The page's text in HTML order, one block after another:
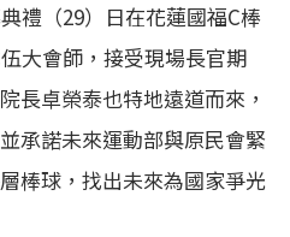
禮（29）日在花蓮國福C棒
大會師，接受現場長官期
長卓榮泰也特地遠道而來，
承諾未來運動部與原民會緊
棒球，找出未來為國家爭光